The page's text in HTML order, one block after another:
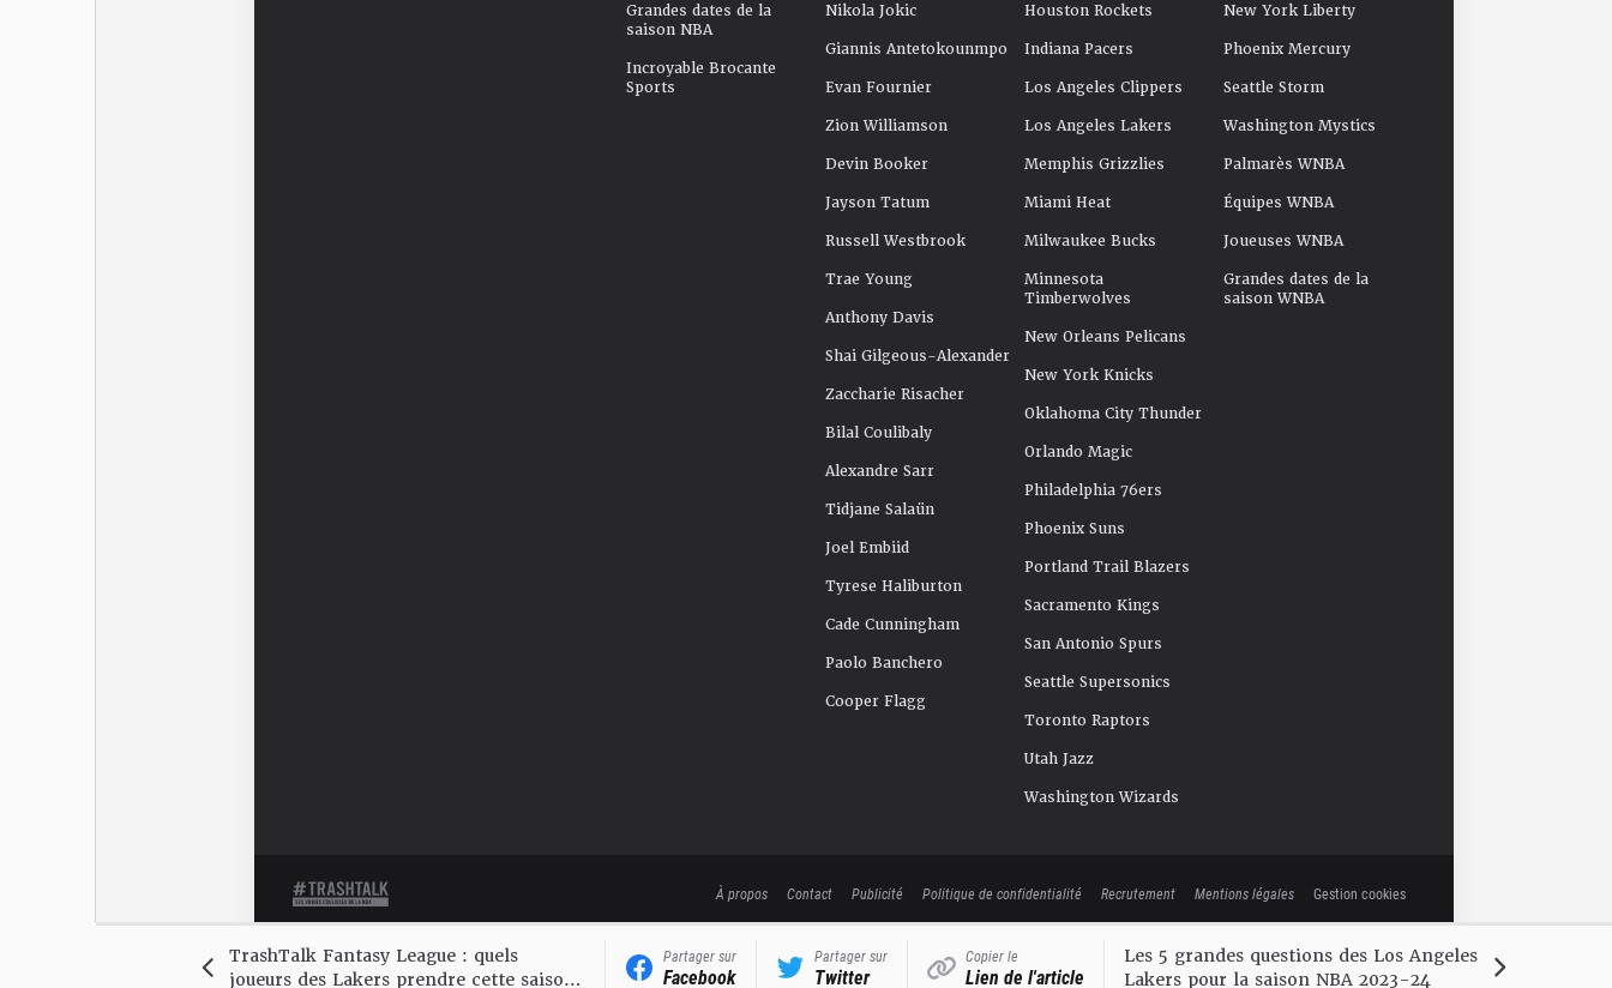
Grandes dates de la
saison NBA
Incroyable Brocante
Sports
Nikola Jokic
Giannis Antetokounmpo
Evan Fournier
Zion Williamson
Devin Booker
Jayson Tatum
Russell Westbrook
Trae Young
Anthony Davis
Shai Gilgeous-Alexander
Zaccharie Risacher
Bilal Coulibaly
Alexandre Sarr
Tidjane Salaün
Joel Embiid
Tyrese Haliburton
Cade Cunningham
Paolo Banchero
Cooper Flagg
Houston Rockets
Indiana Pacers
Los Angeles Clippers
Los Angeles Lakers
Memphis Grizzlies
Miami Heat
Milwaukee Bucks
Minnesota
Timberwolves
New Orleans Pelicans
New York Knicks
Oklahoma City Thunder
Orlando Magic
Philadelphia 76ers
Phoenix Suns
Portland Trail Blazers
Sacramento Kings
San Antonio Spurs
Seattle Supersonics
Toronto Raptors
Utah Jazz
Washington Wizards
New York Liberty
Phoenix Mercury
Seattle Storm
Washington Mystics
Palmarès WNBA
Équipes WNBA
Joueuses WNBA
Grandes dates de la
saison WNBA
À propos Contact Publicité Politique de confidentialité Recrutement Mentions légales Gestion cookies
TrashTalk Fantasy League : quels
joueurs des Lakers prendre cette saison
Partager sur
Facebook
Partager sur
Twitter
Copier le
Lien de l'article
Les 5 grandes questions des Los Angeles
Lakers pour la saison NBA 2023-24